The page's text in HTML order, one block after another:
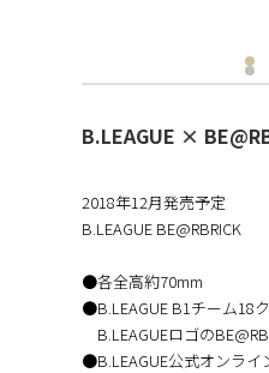
B.LEAGUE ×
2018年12月発売予定
B.LEAGUE BE@RBRICK
●各全高約70mm
●B.LEAGUE B1チーム18
B.LEAGUEロゴの
●B.LEAGUE公式オンラ